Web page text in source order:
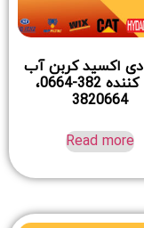
CAT دی اکسید کربن آب
جدا کننده 382-0664،
3820664
Read more